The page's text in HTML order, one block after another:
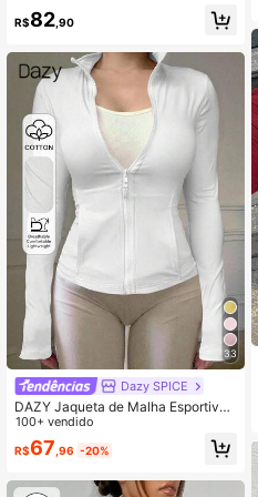
imavera/Outono Escolar
R$82 ,90
33
Dazy SPICE
DAZY Jaqueta de Malha Esportiva
Casual Branca Feminina, Ajuste Re
gular, Primavera
100+ vendido
R$67 ,96 -20%